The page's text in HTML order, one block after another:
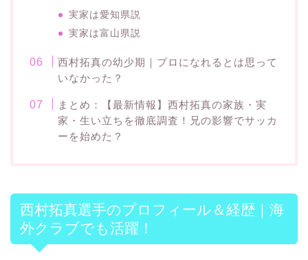
実家は愛知県説
実家は富山県説
西村拓真の幼少期｜プロになれるとは思って
いなかった？
まとめ：【最新情報】西村拓真の家族・実
家・生い立ちを徹底調査！兄の影響でサッカ
ーを始めた？
西村拓真選手のプロフィール＆経歴｜海
外クラブでも活躍！